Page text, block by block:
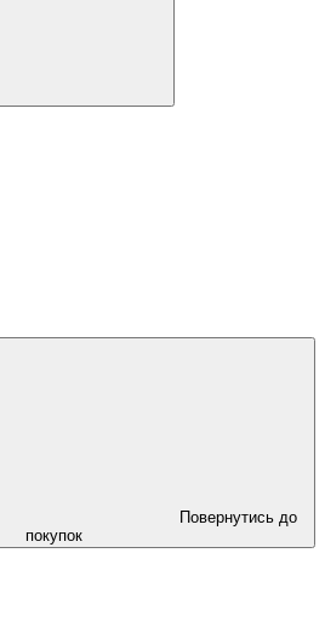
Повернутись до
покупок